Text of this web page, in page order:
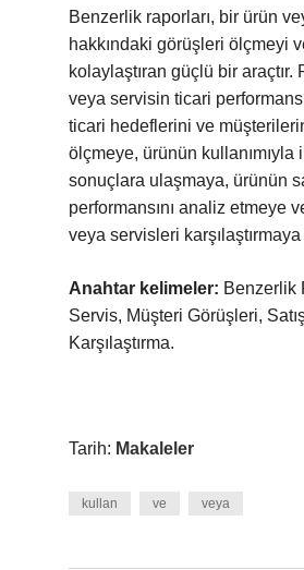
Benzerlik raporları, bir ürün
hakkındaki görüşleri ölçmeyi
kolaylaştıran güçlü bir araçtır.
veya servisin ticari
ticari hedeflerini ve
ölçmeye, ürünün kullanımıyla
sonuçlara ulaşmaya, ürünün
performansını analiz etmeye
veya servisleri karşılaştırmaya
Anahtar kelimeler: Benzerlik
Servis, Müşteri Görüşleri,
Karşılaştırma.
Tarih: Makaleler
kullan ve veya